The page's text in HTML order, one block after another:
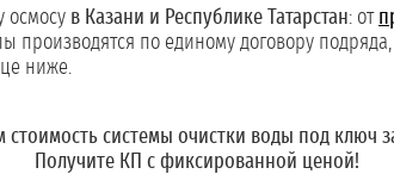
осмосу в Казани и Республике Татарстан: от
производятся по единому договору
ниже.
стоимость системы очистки воды под ключ
Получите КП с фиксированной ценой!